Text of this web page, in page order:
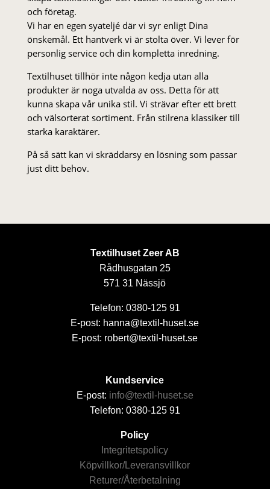
och företag.
Vi har en egen syateljé där vi syr enligt Dina
önskemål. Ett hantverk vi är stolta över. Vi lever för
personlig service och din kompletta inredning.
Textilhuset tillhör inte någon kedja utan alla
produkter är noga utvalda av oss. Detta för att
kunna skapa vår unika stil. Vi strä­var efter ett brett
och välsorterat sor­ti­ment. Från stil­rena klas­siker till
starka karaktärer.
På så sätt kan vi skräddarsy en lösning som passar
just ditt behov.
Textilhuset Zeer AB
Rådhusgatan 25
571 31 Nässjö
Telefon: 0380-125 91
E-post: hanna@textil-huset.se
E-post: robert@textil-huset.se
Kundservice
E-post: info@textil-huset.se
Telefon: 0380-125 91
Policy
Integritetspolicy
Köpvillkor/Leveransvillkor
Returer/Återbetalning